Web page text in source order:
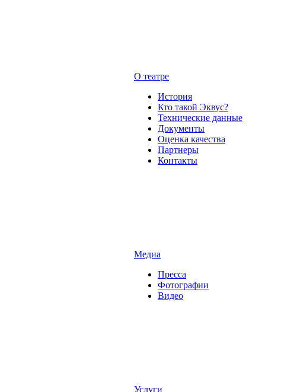
О театре
История
Кто такой Эквус?
Технические данные
Документы
Оценка качества
Партнеры
Контакты
Медиа
Пресса
Фотографии
Видео
Услуги